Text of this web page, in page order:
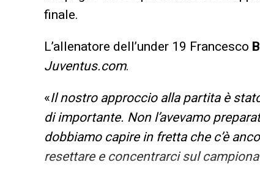
finale.
L’allenatore dell’under 19 Francesco
Juventus.com.
«Il nostro approccio alla partita è
di importante. Non l’avevamo
dobbiamo capire in fretta che c’è
resettare e concentrarci sul